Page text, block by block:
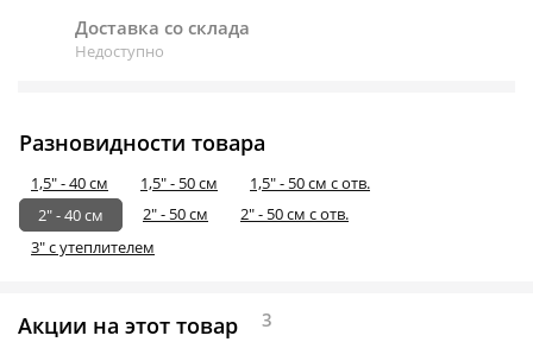
Доставка со склада
Недоступно
Разновидности товара
1,5" - 40 см 1,5" - 50 см
1,5" - 50 см с отв.
2" - 40 см
2" - 50 см
2" - 50 см с отв.
3" с утеплителем
Акции на этот товар 3